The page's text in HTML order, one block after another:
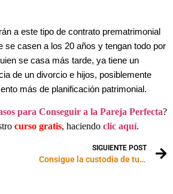
a este tipo de contrato prematrimonial
se casen a los 20 años y tengan todo por
se casa más tarde, ya tiene un
de un divorcio e hijos, posiblemente
más de planificación patrimonial.
para Conseguir a la Pareja Perfecta?
curso gratis, haciendo clic aquí.
SIGUIENTE POST
Consigue la custodia de tu mascota en un divorcio